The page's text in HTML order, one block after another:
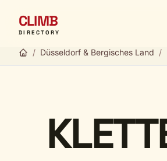
CLIMB
DIRECTORY
/ Düsseldorf & Bergisches Land /